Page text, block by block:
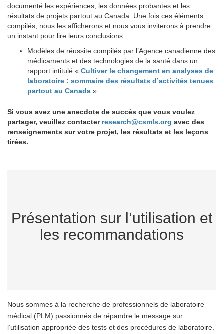
documenté les expériences, les données probantes et les
résultats de projets partout au Canada. Une fois ces éléments
compilés, nous les afficherons et nous vous inviterons à prendre
un instant pour lire leurs conclusions.
Modèles de réussite compilés par l’Agence canadienne des
médicaments et des technologies de la santé dans un
rapport intitulé « Cultiver le changement en analyses de
laboratoire : sommaire des résultats d’activités tenues
partout au Canada »
Si vous avez une anecdote de succès que vous voulez
partager, veuillez contacter research@csmls.org avec des
renseignements sur votre projet, les résultats et les leçons
tirées.
Présentation sur l’utilisation et
les recommandations
Nous sommes à la recherche de professionnels de laboratoire
médical (PLM) passionnés de répandre le message sur
l’utilisation appropriée des tests et des procédures de laboratoire.